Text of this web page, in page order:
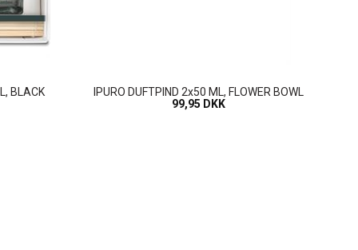
BLACK
IPURO DUFTPIND 2x50 ML, FLOWER BOWL
99,95 DKK